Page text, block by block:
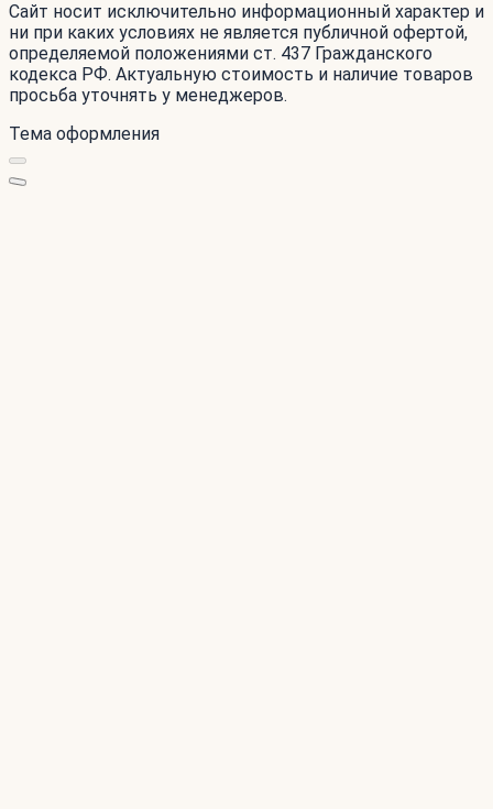
Сайт носит исключительно информационный характер и
ни при каких условиях не является публичной офертой,
определяемой положениями ст. 437 Гражданского
кодекса РФ. Актуальную стоимость и наличие товаров
просьба уточнять у менеджеров.
Тема оформления